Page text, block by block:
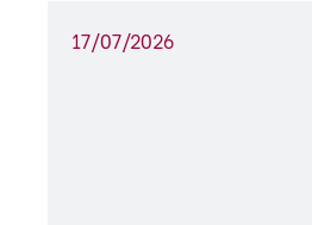
17/07/2026